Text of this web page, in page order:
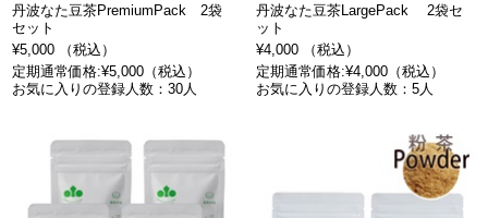
丹波なた豆茶PremiumPack 2袋
セット
¥5,000 （税込）
定期通常価格:¥5,000（税込）
お気に入りの登録人数：30人
丹波なた豆茶LargePack 2袋セ
ット
¥4,000 （税込）
定期通常価格:¥4,000（税込）
お気に入りの登録人数：5人